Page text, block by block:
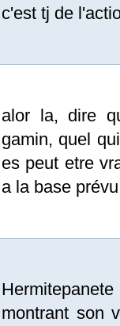
c'est tj de
alor la, dire
gamin, quel
es peut etre
a la base
montrant son